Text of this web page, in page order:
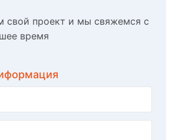
свой проект и мы свяжемся с
время